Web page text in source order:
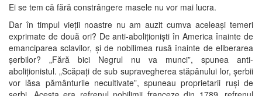
Ei se tem că fără constrângere masele nu vor mai lucra.
Dar în timpul vieții noastre nu am auzit cumva aceleași temeri
exprimate de două ori? De anti-aboliționiști în America înainte de
emanciparea sclavilor, și de nobilimea rusă înainte de eliberarea
șerbilor? „Fără bici Negrul nu va munci”, spunea anti-
aboliționistul. „Scăpați de sub supravegherea stăpânului lor, șerbii
vor lăsa pământurile necultivate”, spuneau proprietarii ruși de